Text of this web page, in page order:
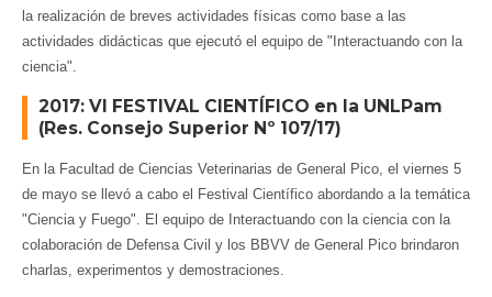
la realización de breves actividades físicas como base a las
actividades didácticas que ejecutó el equipo de "Interactuando con la
ciencia".
2017: VI FESTIVAL CIENTÍFICO en la UNLPam
(Res. Consejo Superior Nº 107/17)
En la Facultad de Ciencias Veterinarias de General Pico, el viernes 5
de mayo se llevó a cabo el Festival Científico abordando a la temática
"Ciencia y Fuego". El equipo de Interactuando con la ciencia con la
colaboración de Defensa Civil y los BBVV de General Pico brindaron
charlas, experimentos y demostraciones.